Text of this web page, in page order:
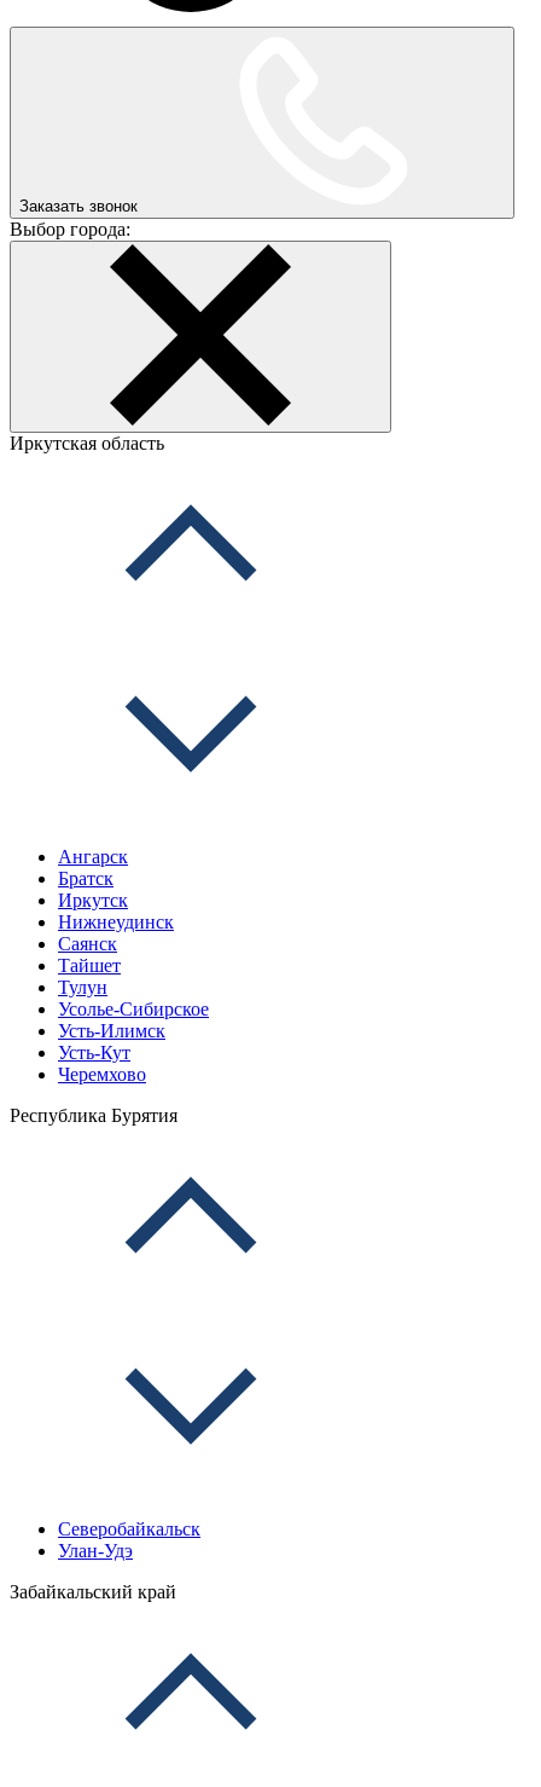
Заказать звонок
Выбор города:
Иркутская область
Ангарск
Братск
Иркутск
Нижнеудинск
Саянск
Тайшет
Тулун
Усолье-Сибирское
Усть-Илимск
Усть-Кут
Черемхово
Республика Бурятия
Северобайкальск
Улан-Удэ
Забайкальский край